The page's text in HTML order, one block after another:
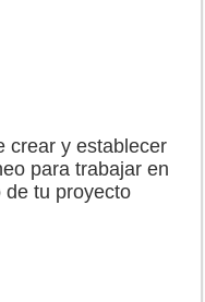
crear y establecer
para trabajar en
de tu proyecto